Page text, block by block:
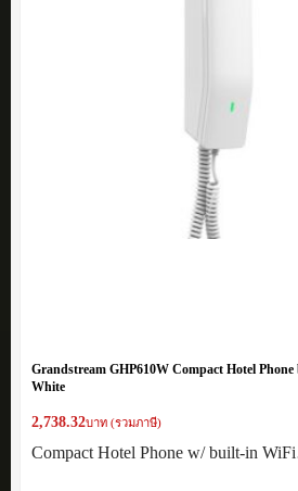
Grandstream GHP610W Compact Hotel
White
2,738.32บาท (รวมภาษี)
Compact Hotel Phone w/ built-in